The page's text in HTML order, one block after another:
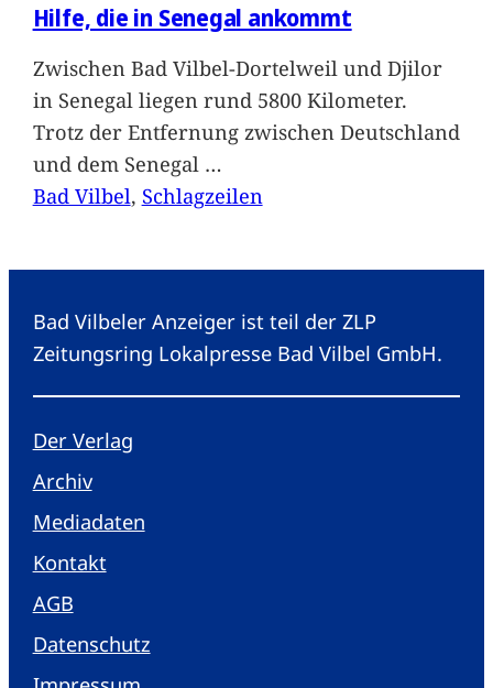
Hilfe, die in Senegal ankommt
Zwischen Bad Vilbel-Dortelweil und Djilor
in Senegal liegen rund 5800 Kilometer.
Trotz der Entfernung zwischen Deutschland
und dem Senegal …
Bad Vilbel, Schlagzeilen
Bad Vilbeler Anzeiger ist teil der ZLP
Zeitungsring Lokalpresse Bad Vilbel GmbH.
Der Verlag
Archiv
Mediadaten
Kontakt
AGB
Datenschutz